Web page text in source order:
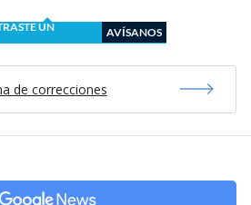
UN
AVÍSANOS
de correcciones